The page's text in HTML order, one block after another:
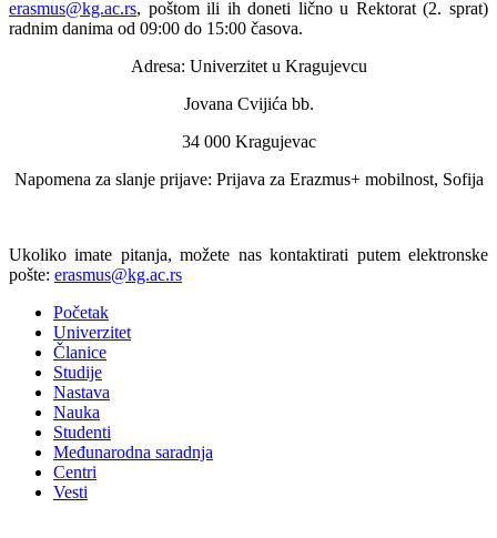
erasmus@kg.ac.rs, poštom ili ih doneti lično u Rektorat (2. sprat)
radnim danima od 09:00 do 15:00 časova.
Adresa: Univerzitet u Kragujevcu
Jovana Cvijića bb.
34 000 Kragujevac
Napomena za slanje prijave: Prijava za Erazmus+ mobilnost, Sofija
Ukoliko imate pitanja, možete nas kontaktirati putem elektronske
pošte: erasmus@kg.ac.rs
Početak
Univerzitet
Članice
Studije
Nastava
Nauka
Studenti
Međunarodna saradnja
Centri
Vesti